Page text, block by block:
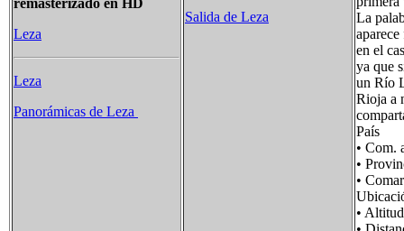
remasterizado en HD
Leza
Leza
Panorámicas de Leza
Salida de Leza
La
en el
ya que
un Río
Rioja a
País
•
•
•
•